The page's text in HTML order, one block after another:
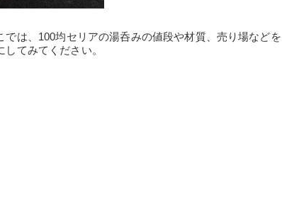
は、100均セリアの湯呑みの値段や材質、売り場などを
てみてください。